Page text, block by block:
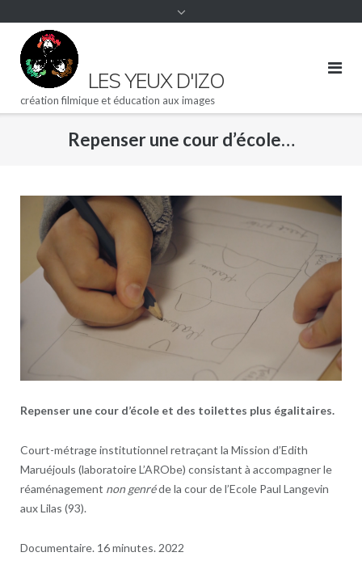
LES YEUX D'IZO
création filmique et éducation aux images
Repenser une cour d’école…
Repenser une cour d’école et des toilettes plus égalitaires.
Court-métrage institutionnel retraçant la Mission d’Edith
Maruéjouls (laboratoire L’ARObe) consistant à accompagner le
réaménagement non genréde la cour de l’Ecole Paul Langevin
aux Lilas (93).
Documentaire. 16 minutes. 2022